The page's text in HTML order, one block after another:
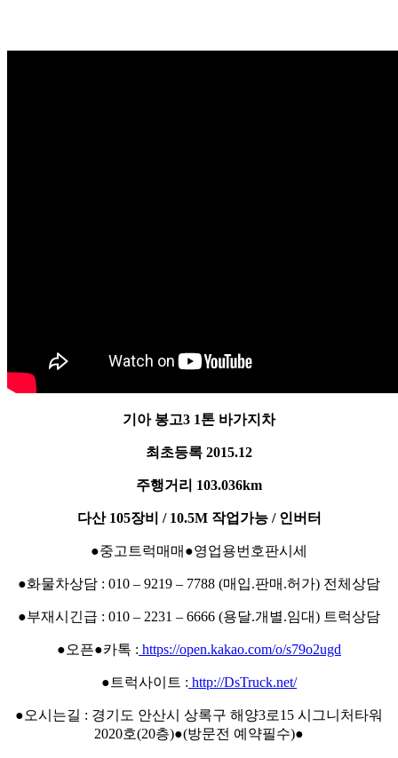
기아 봉고3 1톤 바가지차
최초등록 2015.12
주행거리 103.036km
다산 105장비 / 10.5M 작업가능 / 인버터
●중고트럭매매●영업용번호판시세
●화물차상담 : 010 – 9219 – 7788 (매입.판매.허가) 전체상담
●부재시긴급 : 010 – 2231 – 6666 (용달.개별.임대) 트럭상담
●오픈●카톡 : https://open.kakao.com/o/s79o2ugd
●트럭사이트 : http://DsTruck.net/
●오시는길 : 경기도 안산시 상록구 해양3로15 시그니처타워
2020호(20층)●(방문전 예약필수)●